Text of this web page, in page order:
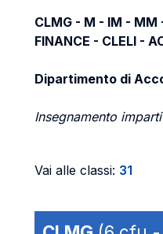
CLMG - M - IM - MM
FINANCE - CLELI -
Dipartimento di
Insegnamento
Vai alle classi: 31